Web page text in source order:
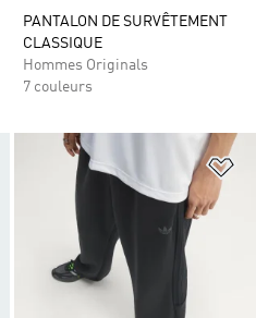
PANTALON DE SURVÊTEMENT
CLASSIQUE
Hommes Originals
7 couleurs
Ajouter à la Liste de produits